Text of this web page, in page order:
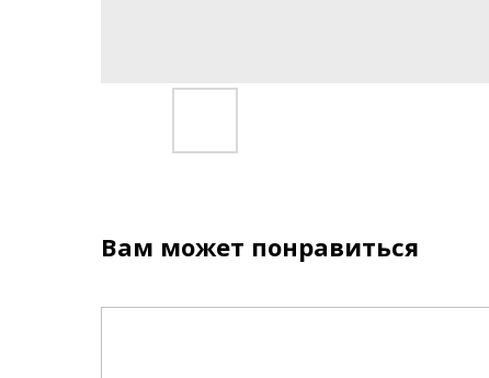
Вам может понравиться